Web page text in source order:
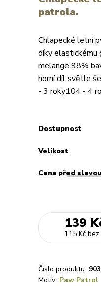
patrola.
Chlapecké letní
díky elastickému
melange 98%
horní díl světle
- 3 roky104 - 4
Dostupnost
Velikost
Cena před
139
115 Kč bez
Číslo produktu:
Motiv: Paw Patrol